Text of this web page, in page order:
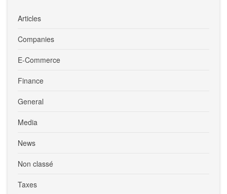
Articles
Companies
E-Commerce
Finance
General
Media
News
Non classé
Taxes